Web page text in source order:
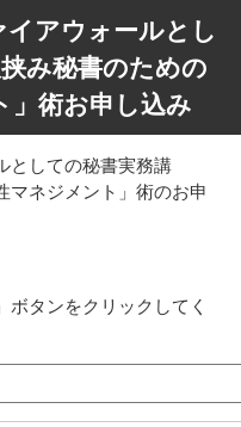
イアウォールとし
み秘書のための
」術お申し込み
しての秘書実務講
ネジメント」術のお申
タンをクリックしてく